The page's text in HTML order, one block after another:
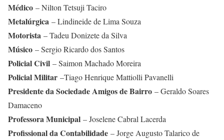
Médico – Nilton Tetsuji Taciro
Metalúrgica – Lindineide de Lima Souza
Motorista – Tadeu Donizete da Silva
Músico – Sergio Ricardo dos Santos
Policial Civil – Saimon Machado Moreira
Policial Militar –Tiago Henrique Mattiolli Pavanelli
Presidente da Sociedade Amigos de Bairro – Geraldo Soares
Damaceno
Professora Municipal – Joselene Cabral Lacerda
Profissional da Contabilidade – Jorge Augusto Talarico de